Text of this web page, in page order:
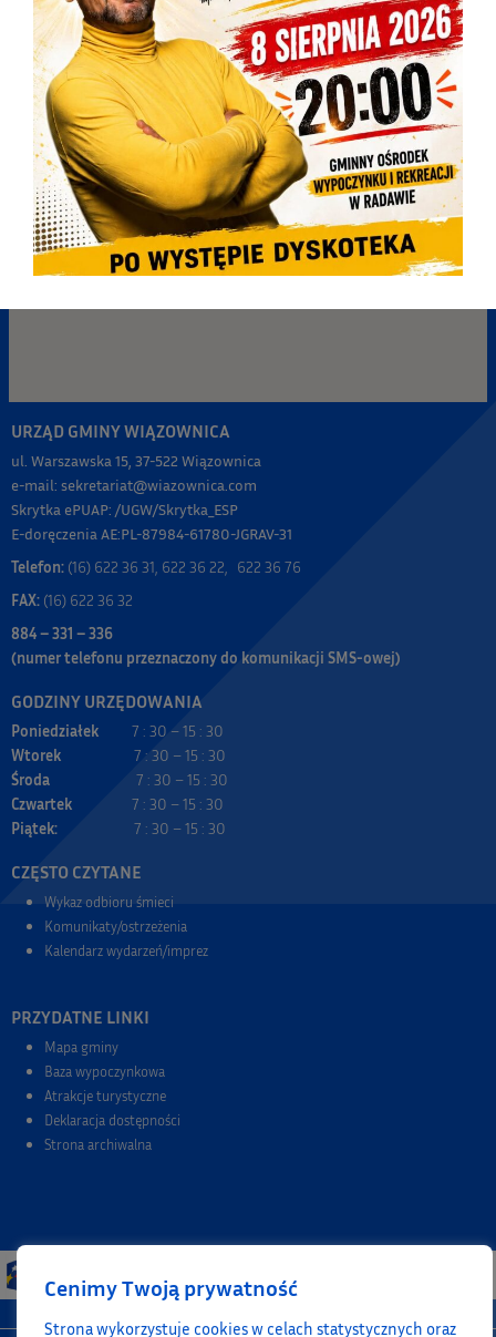
URZĄD GMINY WIĄZOWNICA
ul. Warszawska 15, 37-522 Wiązownica
e-mail: sekretariat@wiazownica.com
Skrytka ePUAP: /UGW/Skrytka_ESP
E-doręczenia AE:PL-87984-61780-JGRAV-31
Telefon: (16) 622 36 31, 622 36 22, 622 36 76
FAX: (16) 622 36 32
884 – 331 – 336
(numer telefonu przeznaczony do komunikacji SMS-owej)
GODZINY URZĘDOWANIA
Poniedziałek 7 : 30 – 15 : 30
Wtorek 7 : 30 – 15 : 30
Środa 7 : 30 – 15 : 30
Czwartek 7 : 30 – 15 : 30
Piątek: 7 : 30 – 15 : 30
CZĘSTO CZYTANE
Wykaz odbioru śmieci
Komunikaty/ostrzeżenia
Kalendarz wydarzeń/imprez
PRZYDATNE LINKI
Mapa gminy
Baza wypoczynkowa
Atrakcje turystyczne
Deklaracja dostępności
Strona archiwalna
Cenimy Twoją prywatność
Strona wykorzystuje cookies w celach statystycznych oraz